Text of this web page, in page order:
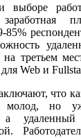
выборе
заработная
третьем
Web и
что
но
а